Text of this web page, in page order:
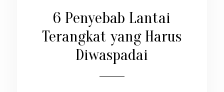
6 Penyebab Lantai
Terangkat yang Harus
Diwaspadai